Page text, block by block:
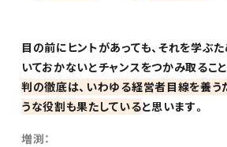
目の前にヒントがあっても、それを学ぶ
いておかないとチャンスをつかみ取るこ
判の徹底は、いわゆる経営者目線を養う
うな役割も果たしていると思います。
増渕：